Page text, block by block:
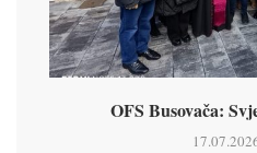
OFS Busovača: